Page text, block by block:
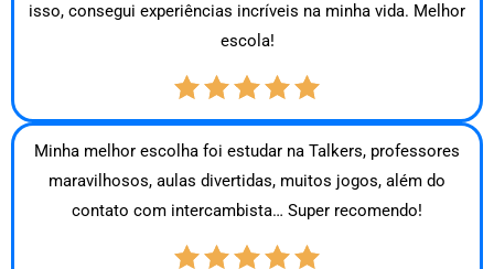
isso, consegui experiências incríveis na minha vida. Melhor
escola!
Minha melhor escolha foi estudar na Talkers, professores
maravilhosos, aulas divertidas, muitos jogos, além do
contato com intercambista… Super recomendo!